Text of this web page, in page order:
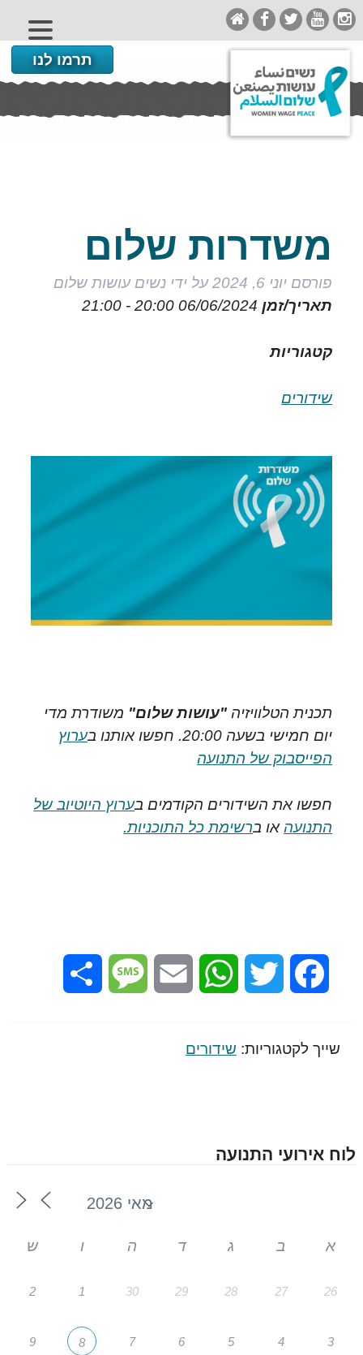
תרמו לנו
משדרות שלום
פורסם יוני 6, 2024 על ידי נשים עושות שלום
תאריך/זמן06/06/2024
20:00 - 21:00
קטגוריות
שידורים
תכנית הטלוויזיה "עושות שלום" משודרת מדי
יום חמישי בשעה 20:00. חפשו אותנו ב
ערוץ
הפייסבוק של התנועה
חפשו את השידורים הקודמים בערוץ היוטיוב של
התנועה או ברשימת כל התוכניות.
Facebook
Twitter
WhatsApp
Email
Message
שייך לקטגוריות: שידורים
לוח אירועי התנועה
א ב ג ד ה ו ש
26
27
28
29
30
1
2
3
4
5
6
7
8
9